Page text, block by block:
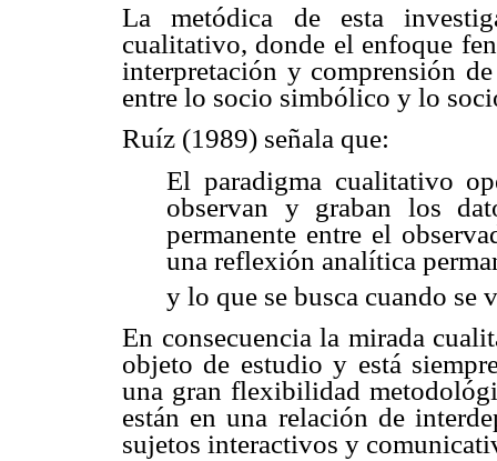
La metódica de esta
cualitativo, donde el enfoque
interpretación y comprensión
entre lo socio simbólico y lo
Ruíz (1989) señala que:
El paradigma cualitativo
observan y graban los
permanente entre el
una reflexión analítica
y lo que se busca cuando se
En consecuencia la mirada
objeto de estudio y está
una gran flexibilidad
están en una relación de
sujetos interactivos y